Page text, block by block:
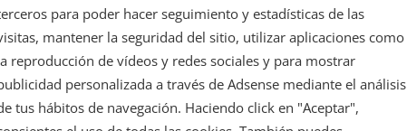
para poder hacer seguimiento y estadísticas de las
mantener la seguridad del sitio, utilizar aplicaciones como
reproducción de vídeos y redes sociales y para mostrar
personalizada a través de Adsense mediante el análisis
tus hábitos de navegación. Haciendo click en "Aceptar",